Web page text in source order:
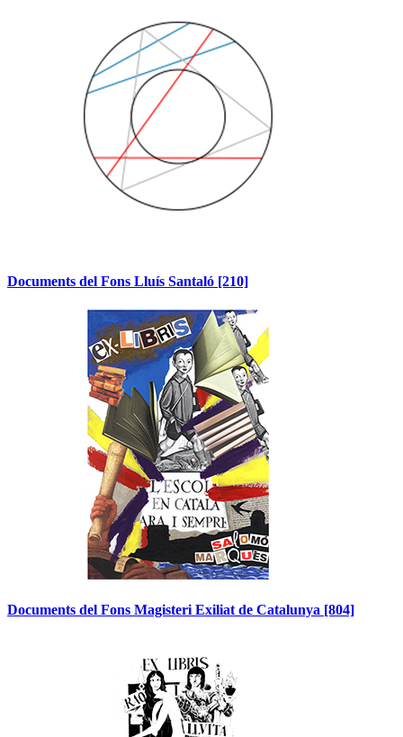
Documents del Fons Lluís Santaló [210]
Documents del Fons Magisteri Exiliat de Catalunya [804]